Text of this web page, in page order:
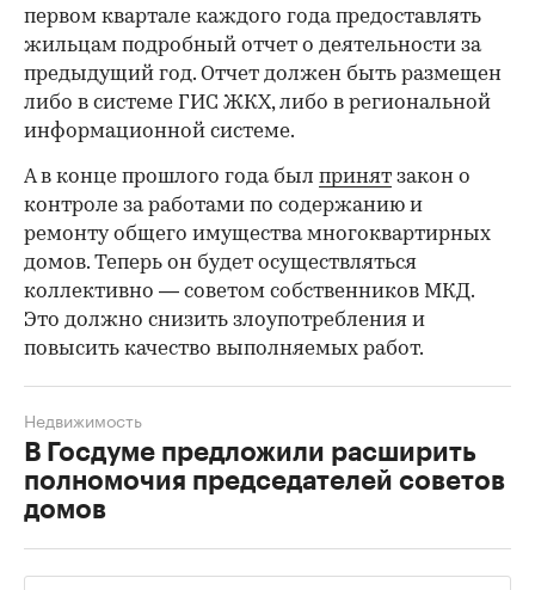
00:00 / 00:00
первом квартале каждого года предоставлять
жильцам подробный отчет о деятельности за
предыдущий год. Отчет должен быть размещен
либо в системе ГИС ЖКХ, либо в региональной
информационной системе.
А в конце прошлого года был принят закон о
контроле за работами по содержанию и
ремонту общего имущества многоквартирных
домов. Теперь он будет осуществляться
коллективно — советом собственников МКД.
Это должно снизить злоупотребления и
повысить качество выполняемых работ.
В Госдуме предложили расширить
полномочия председателей советов
домов
Недвижимость